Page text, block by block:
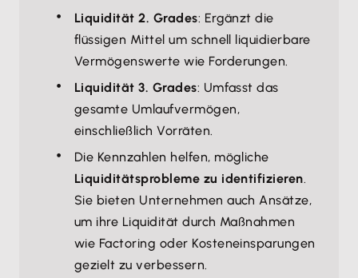
Liquidität 2. Grades: Ergänzt die
flüssigen Mittel um schnell liquidierbare
Vermögenswerte wie Forderungen.
Liquidität 3. Grades: Umfasst das
gesamte Umlaufvermögen,
einschließlich Vorräten.
Die Kennzahlen helfen, mögliche
Liquiditätsprobleme zu identifizieren.
Sie bieten Unternehmen auch Ansätze,
um ihre Liquidität durch Maßnahmen
wie Factoring oder Kosteneinsparungen
gezielt zu verbessern.